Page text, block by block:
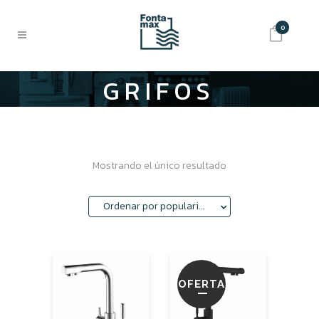
0
GRIFOS
Mostrando el único resultado
Ordenar por popularidad
OFERTA